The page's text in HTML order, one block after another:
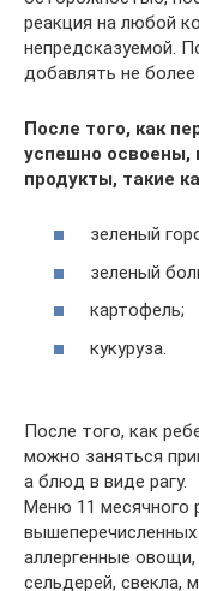
реакция на любой
непредсказуемой.
добавлять не
После того, как
успешно освоены,
продукты, такие
зеленый
зеленый
картофель;
кукуруза.
После того, как
можно заняться
а блюд в виде рагу.
Меню 11 месячного
аллергенные
сельдерей, свекла,